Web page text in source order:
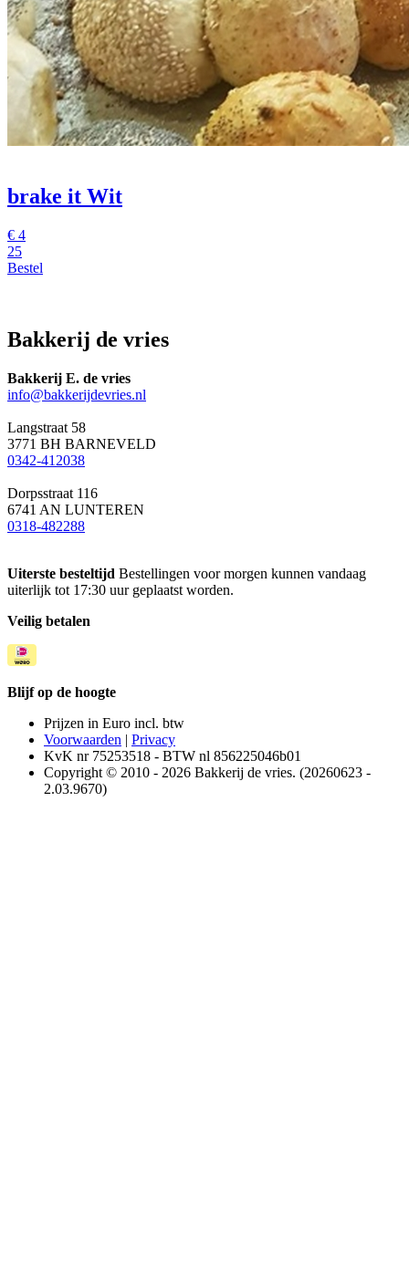
brake it Wit
€ 4
25
Bestel
Bakkerij de vries
Bakkerij E. de vries
info@bakkerijdevries.nl
Langstraat 58
3771 BH BARNEVELD
0342-412038
Dorpsstraat 116
6741 AN LUNTEREN
0318-482288
Uiterste besteltijd Bestellingen voor morgen kunnen vandaag
uiterlijk tot 17:30 uur geplaatst worden.
Veilig betalen
Blijf op de hoogte
Prijzen in Euro incl. btw
Voorwaarden | Privacy
KvK nr 75253518 - BTW nl 856225046b01
Copyright © 2010 - 2026 Bakkerij de vries. (20260623 -
2.03.9670)